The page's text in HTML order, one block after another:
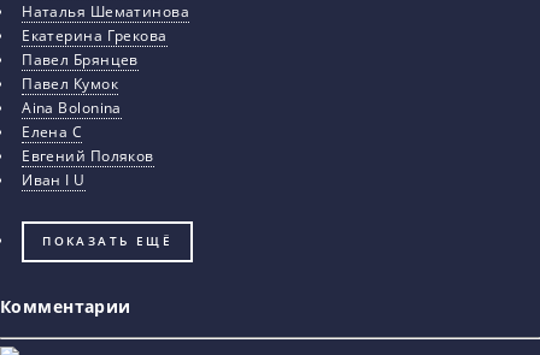
Наталья Шематинова
Екатерина Грекова
Павел Брянцев
Павел Кумок
Aina Bolonina
Елена С
Евгений Поляков
Иван I U
ПОКАЗАТЬ ЕЩЁ
Комментарии